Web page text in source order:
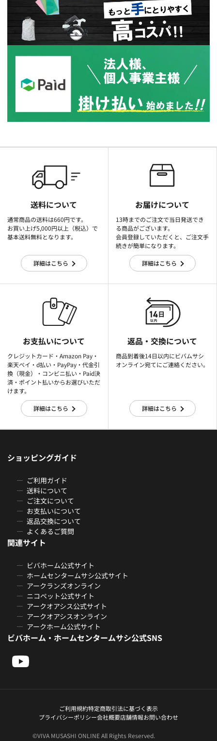
送料について
通常商品の送料は660円です。
お買い上げ5,000円以上（税込）で
基本送料無料となります。
詳細はこちら
お届けについて
13時までのご注文で当日発送でき
る商品がございます。
会員登録していただくと、ご注文手
続きが簡単になります。
詳細はこちら
お支払いについて
クレジットカード・Amazon Pay・
楽天ぺイ・d払い・PayPay・代金引
換（現金）・コンビニ払い・Paid決
済・ポイント払いからお選びいただ
けます。
詳細はこちら
返品・交換について
商品到着後14日以内にビバムサシ
オンライン宛てにご連絡ください。
詳細はこちら
ショッピングガイド
ご利用ガイド
送料について
ご注文について
お支払いについて
返品交換について
よくあるご質問
関連サイト
ビバホーム公式サイト
ホームセンタームサシ公式サイト
アークランズオンライン
ニコペット公式サイト
アークオアシス公式サイト
アークオアシスオンライン
アークホーム公式サイト
ビバホーム・ホームセンタームサシ公式SNS
ご利用規約特定商取引法に基づく表示
プライバシーポリシー会社概要店舗情報お問い合わせ
©VIVA MUSASHI ONLINE All Rights Reserved.